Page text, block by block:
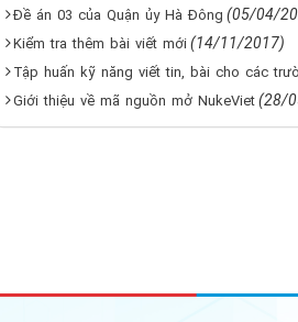
Đề án 03 của Quận ủy Hà Đông (05/04/
Kiểm tra thêm bài viết mới (14/11/2017)
Tập huấn kỹ năng viết tin, bài cho các
Giới thiệu về mã nguồn mở NukeViet (28/